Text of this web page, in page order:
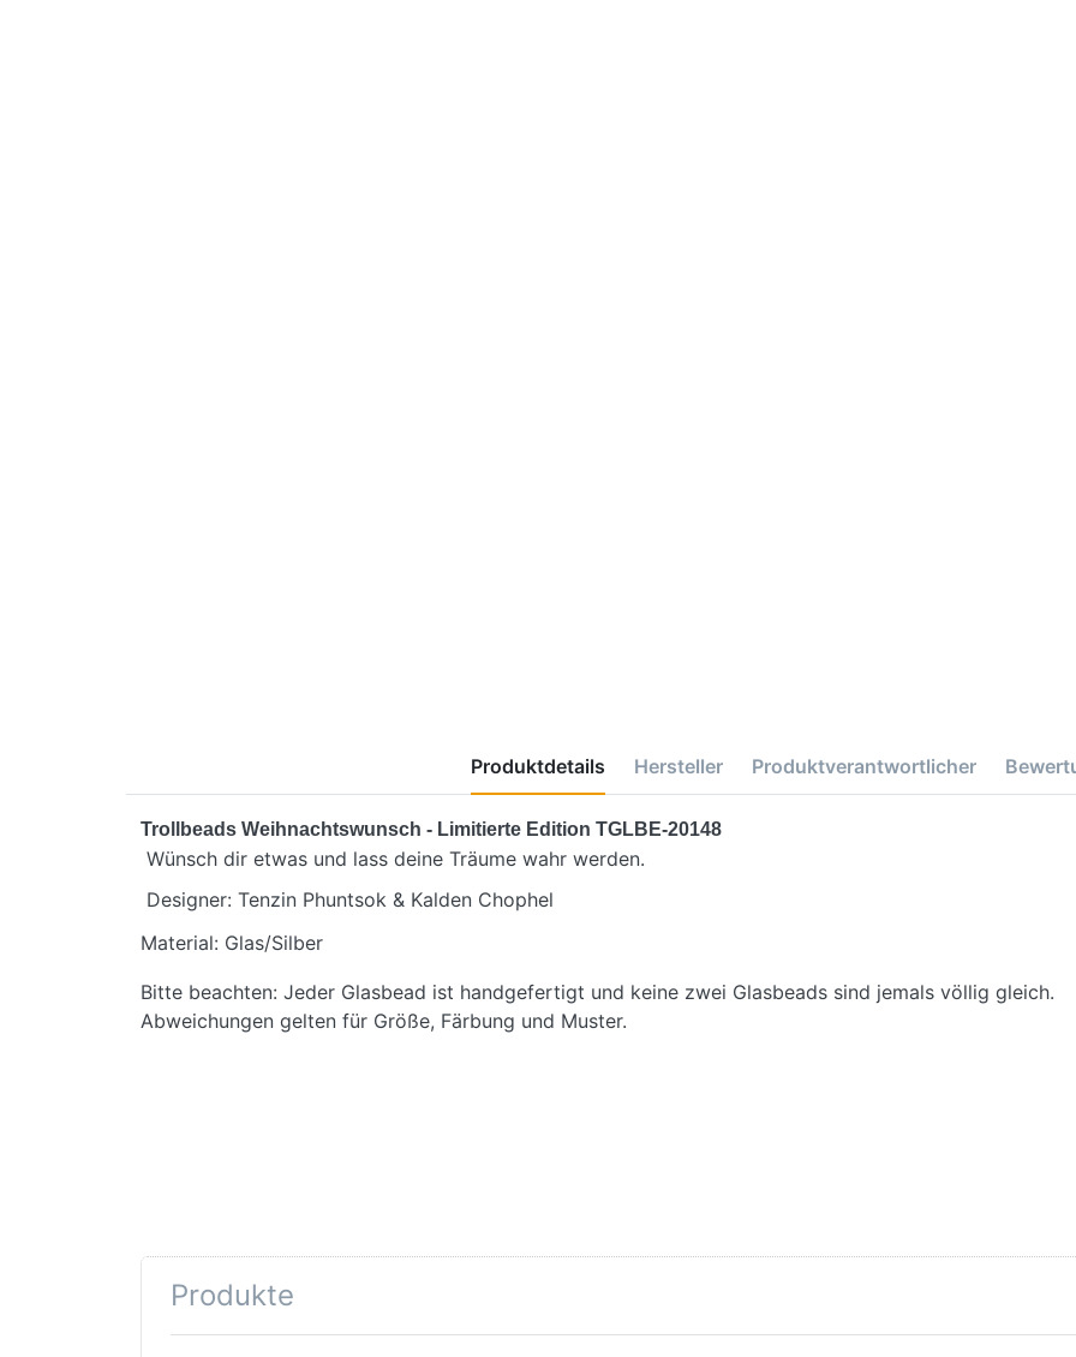
Produktdetails Hersteller Produktverantwortlicher
Trollbeads Weihnachtswunsch - Limitierte Edition TGLBE-20148
Wünsch dir etwas und lass deine Träume wahr werden.
Designer: Tenzin Phuntsok & Kalden Chophel
Material: Glas/Silber
Bitte beachten: Jeder Glasbead ist handgefertigt und keine zwei Glasbeads sind jemals völlig gleich.
Abweichungen gelten für Größe, Färbung und Muster.
Produkte